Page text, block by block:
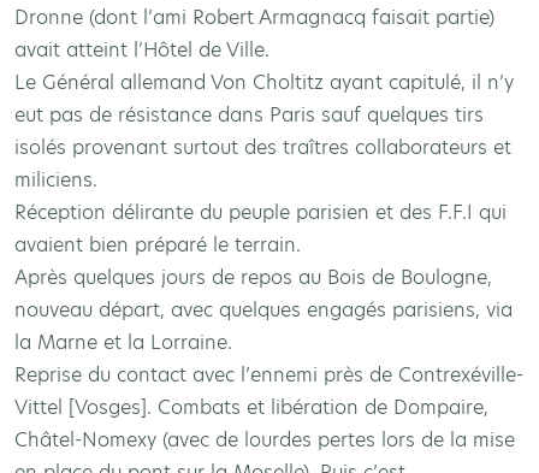
Dronne (dont l’ami Robert Armagnacq faisait partie)
avait atteint l’Hôtel de Ville.
Le Général allemand Von Choltitz ayant capitulé, il n’y
eut pas de résistance dans Paris sauf quelques tirs
isolés provenant surtout des traîtres collaborateurs et
miliciens.
Réception délirante du peuple parisien et des F.F.I qui
avaient bien préparé le terrain.
Après quelques jours de repos au Bois de Boulogne,
nouveau départ, avec quelques engagés parisiens, via
la Marne et la Lorraine.
Reprise du contact avec l’ennemi près de Contrexéville-
Vittel [Vosges]. Combats et libération de Dompaire,
Châtel-Nomexy (avec de lourdes pertes lors de la mise